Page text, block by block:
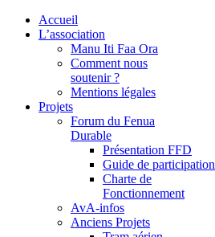
Accueil
L’association
Manu Iti Faa Ora
Comment nous
soutenir ?
Mentions légales
Projets
Forum du Fenua
Durable
Présentation FFD
Guide de participation
Charte de
Fonctionnement
AvA-infos
Anciens Projets